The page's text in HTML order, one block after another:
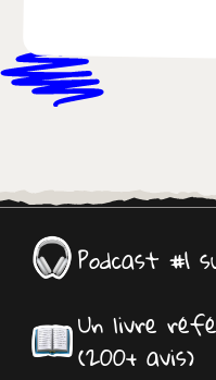
Podcast #1
Un livre
(200+ avis)